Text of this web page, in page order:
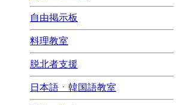
自由掲示板
料理教室
脱北者支援
日本語ㆍ韓国語教室